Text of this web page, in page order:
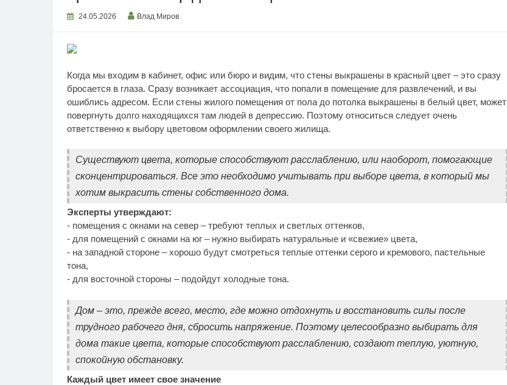
24.05.2026 Влад Миров
Когда мы входим в кабинет, офис или бюро и видим, что стены выкрашены в красный цвет – это сразу
бросается в глаза. Сразу возникает ассоциация, что попали в помещение для развлечений, и вы
ошиблись адресом. Если стены жилого помещения от пола до потолка выкрашены в белый цвет, может
повергнуть долго находящихся там людей в депрессию. Поэтому относиться следует очень
ответственно к выбору цветовом оформлении своего жилища.
Существуют цвета, которые способствуют расслаблению, или наоборот, помогающие
сконцентрироваться. Все это необходимо учитывать при выборе цвета, в который мы
хотим выкрасить стены собственного дома.
Эксперты утверждают:
- помещения с окнами на север – требуют теплых и светлых оттенков,
- для помещений с окнами на юг – нужно выбирать натуральные и «свежие» цвета,
- на западной стороне – хорошо будут смотреться теплые оттенки серого и кремового, пастельные
тона,
- для восточной стороны – подойдут холодные тона.
Дом – это, прежде всего, место, где можно отдохнуть и восстановить силы после
трудного рабочего дня, сбросить напряжение. Поэтому целесообразно выбирать для
дома такие цвета, которые способствуют расслаблению, создают теплую, уютную,
спокойную обстановку.
Каждый цвет имеет свое значение